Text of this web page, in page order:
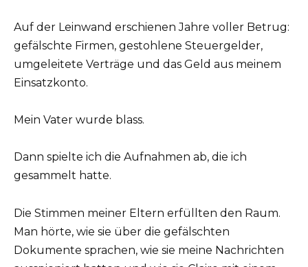
Auf der Leinwand erschienen Jahre voller Betrug:
gefälschte Firmen, gestohlene Steuergelder,
umgeleitete Verträge und das Geld aus meinem
Einsatzkonto.
Mein Vater wurde blass.
Dann spielte ich die Aufnahmen ab, die ich
gesammelt hatte.
Die Stimmen meiner Eltern erfüllten den Raum.
Man hörte, wie sie über die gefälschten
Dokumente sprachen, wie sie meine Nachrichten